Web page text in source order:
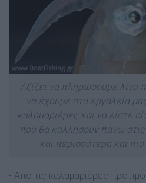
Αξίζει να πληρώσουμε λίγο
να έχουμε στα εργαλεία
καλαμαριέρες και να είστε
που θα κολλήσουν πάνω στις
και περισσότερα και
• Από τις καλαμαριέρες